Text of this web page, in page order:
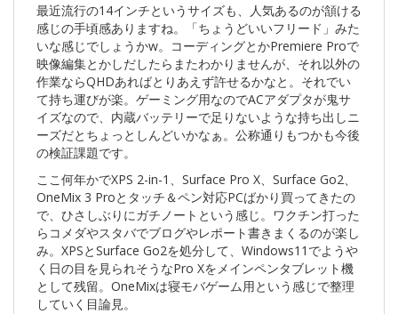
最近流行の14インチというサイズも、人気あるのが頷ける
感じの手頃感ありますね。「ちょうどいいフリード」みた
いな感じでしょうかw。コーディングとかPremiere Proで
映像編集とかしだしたらまたわかりませんが、それ以外の
作業ならQHDあればとりあえず許せるかなと。それでい
て持ち運びが楽。ゲーミング用なのでACアダプタが鬼サ
イズなので、内蔵バッテリーで足りないような持ち出しニ
ーズだとちょっとしんどいかなぁ。公称通りもつかも今後
の検証課題です。
ここ何年かでXPS 2-in-1、Surface Pro X、Surface Go2、
OneMix 3 Proとタッチ＆ペン対応PCばかり買ってきたの
で、ひさしぶりにガチノートという感じ。ワクチン打った
らコメダやスタバでブログやレポート書きまくるのが楽し
み。XPSとSurface Go2を処分して、Windows11でようや
く日の目を見られそうなPro Xをメインペンタブレット機
として残留。OneMixは寝モバゲーム用という感じで整理
していく目論見。